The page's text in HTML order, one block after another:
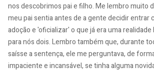
nos descobrimos pai e filho. Me lembro muito
meu pai sentia antes de a gente decidir entrar
adoção e 'oficializar' o que já era uma
para nós dois. Lembro também que, durante
saísse a sentença, ele me perguntava, de
impaciente e incansável, se tinha alguma